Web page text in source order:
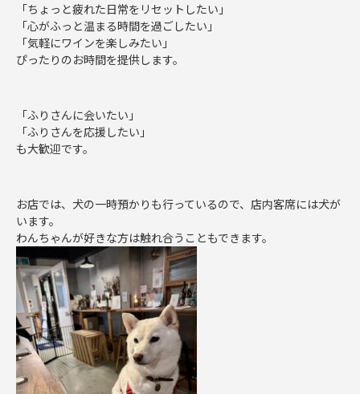
「ちょっと疲れた日常をリセットしたい」
「心がふっと温まる時間を過ごしたい」
「気軽にワインを楽しみたい」
ぴったりのお時間を提供します。
「ふりさんに会いたい」
「ふりさんを応援したい」
も大歓迎です。
お店では、犬の一時預かりも行っているので、店内客席には犬が
います。
わんちゃんが好きな方は触れ合うこともできます。